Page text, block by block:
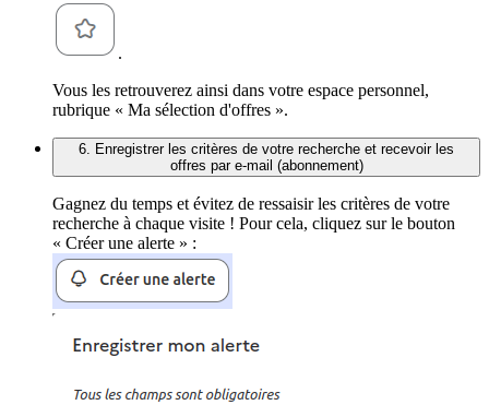
.
Vous les retrouverez ainsi dans votre espace personnel,
rubrique « Ma sélection d'offres ».
6. Enregistrer les critères de votre recherche et recevoir les
offres par e-mail (abonnement)
Gagnez du temps et évitez de ressaisir les critères de votre
recherche à chaque visite ! Pour cela, cliquez sur le bouton
« Créer une alerte » :